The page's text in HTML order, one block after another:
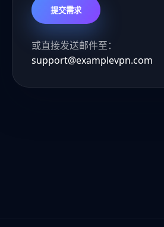
提交需求
或直接发送邮件至：
support@examplevpn.com